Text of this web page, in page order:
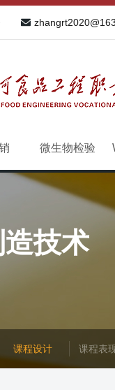
微生物检验
技术
课程设计 课程表